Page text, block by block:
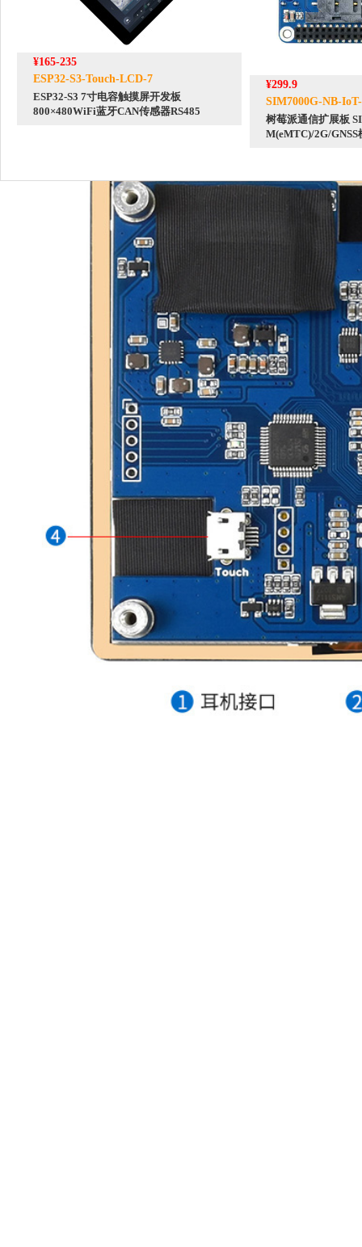
¥165-235
ESP32-S3-Touch-LCD-7
ESP32-S3 7寸电容触摸屏开发板
800×480WiFi蓝牙CAN传感器RS485
¥299.9
SIM7000G-NB-
树莓派通信扩展板
M(eMTC)/2G/GNSS